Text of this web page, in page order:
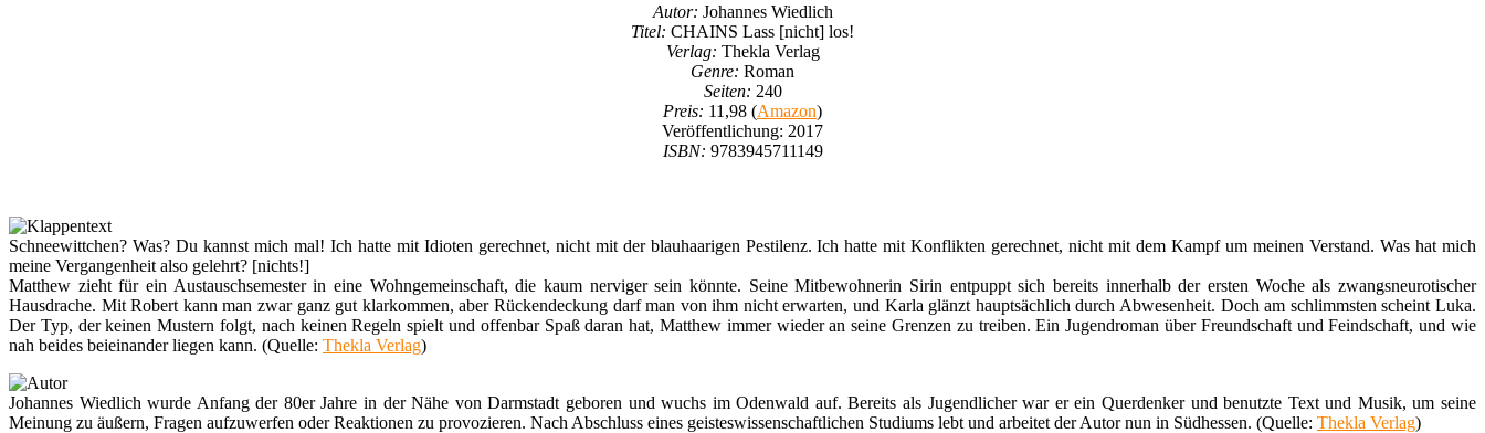
Autor: Johannes Wiedlich
Titel: CHAINS Lass [nicht] los!
Verlag: Thekla Verlag
Genre: Roman
Seiten: 240
Preis: 11,98 (Amazon)
Veröffentlichung: 2017
ISBN: 9783945711149
Schneewittchen? Was? Du kannst mich mal! Ich hatte mit Idioten gerechnet, nicht mit der blauhaarigen Pestilenz. Ich hatte mit Konflikten gerechnet, nicht mit dem Kampf um meinen Verstand. Was hat mich
meine Vergangenheit also gelehrt? [nichts!]
Matthew zieht für ein Austauschsemester in eine Wohngemeinschaft, die kaum nerviger sein könnte. Seine Mitbewohnerin Sirin entpuppt sich bereits innerhalb der ersten Woche als zwangsneurotischer
Hausdrache. Mit Robert kann man zwar ganz gut klarkommen, aber Rückendeckung darf man von ihm nicht erwarten, und Karla glänzt hauptsächlich durch Abwesenheit. Doch am schlimmsten scheint Luka.
Der Typ, der keinen Mustern folgt, nach keinen Regeln spielt und offenbar Spaß daran hat, Matthew immer wieder an seine Grenzen zu treiben. Ein Jugendroman über Freundschaft und Feindschaft, und wie
nah beides beieinander liegen kann. (Quelle: Thekla Verlag)
Johannes Wiedlich wurde Anfang der 80er Jahre in der Nähe von Darmstadt geboren und wuchs im Odenwald auf. Bereits als Jugendlicher war er ein Querdenker und benutzte Text und Musik, um seine
Meinung zu äußern, Fragen aufzuwerfen oder Reaktionen zu provozieren. Nach Abschluss eines geisteswissenschaftlichen Studiums lebt und arbeitet der Autor nun in Südhessen. (Quelle: Thekla Verlag)